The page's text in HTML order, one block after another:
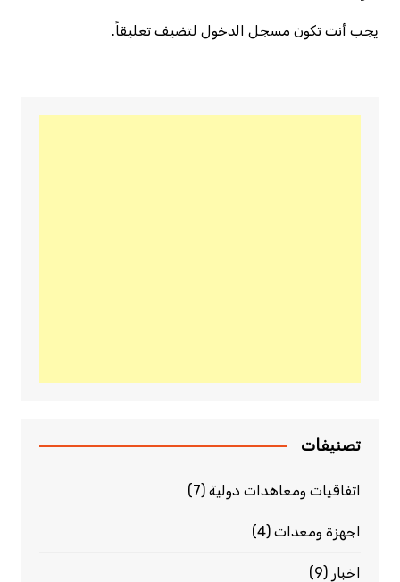
يجب أنت تكون مسجل الدخوللتضيف تعليقاً.
تصنيفات
اتفاقيات ومعاهدات دولية(7)
اجهزة ومعدات(4)
اخبار (9)